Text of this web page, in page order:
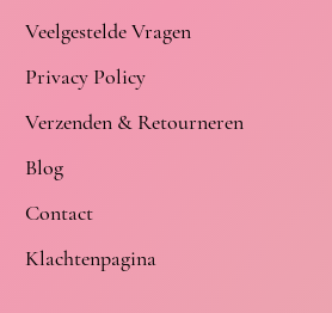
Veelgestelde Vragen
Privacy Policy
Verzenden & Retourneren
Blog
Contact
Klachtenpagina